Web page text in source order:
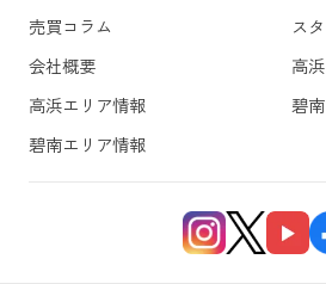
売買コラム
ス
会社概要
高
高浜エリア情報
碧
碧南エリア情報